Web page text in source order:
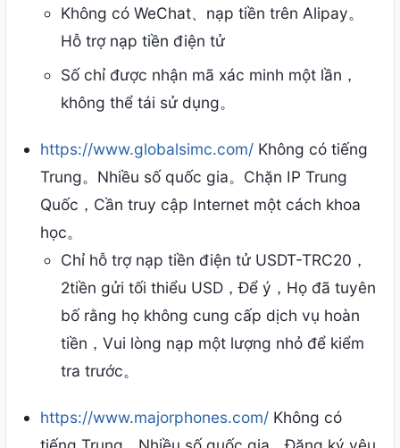
Không có WeChat、nạp tiền trên Alipay。
Hỗ trợ nạp tiền điện tử
Số chỉ được nhận mã xác minh một lần，
không thể tái sử dụng。
https://www.globalsimc.com/ Không có tiếng
Trung。Nhiều số quốc gia。Chặn IP Trung
Quốc，Cần truy cập Internet một cách khoa
học。
Chỉ hỗ trợ nạp tiền điện tử USDT-TRC20，
2tiền gửi tối thiểu USD，Để ý，Họ đã tuyên
bố rằng họ không cung cấp dịch vụ hoàn
tiền，Vui lòng nạp một lượng nhỏ để kiểm
tra trước。
https://www.majorphones.com/ Không có